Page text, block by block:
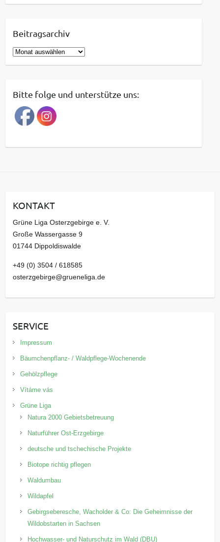
Beitragsarchiv
B
e
r
a
g
a
v
Bitte folge und unterstütze uns:
KONTAKT
Grüne Liga Osterzgebirge e. V.
Große Wassergasse 9
01744 Dippoldiswalde
+49 (0) 3504 / 618585
osterzgebirge@grueneliga.de
SERVICE
Impressum
Bäumchenpflanz- / Waldpflege-Wochenende
Gehölzpflege
Vítáme vás
Grüne Liga
Natura 2000 Gebietsbetreuung
Naturführer Ost-Erzgebirge
deutsche und tschechische Projekte
Biotope richtig pflegen
Waldumbau
Wildapfel
Gebirgseberesche, Wacholder & Co: Die Geheimnisse der
Wildobstarten in Sachsen
Hochwasser- und Naturschutz im Wald (DBU)